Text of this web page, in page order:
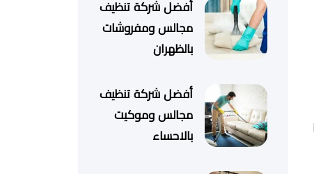
أفضل شركة تنظيف
مجالس ومفروشات
بالظهران
أفضل شركة تنظيف
مجالس وموكيت
بالاحساء